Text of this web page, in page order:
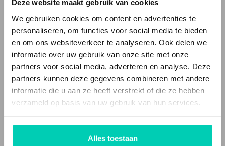
Deze website maakt gebruik van cookies
We gebruiken cookies om content en advertenties te
personaliseren, om functies voor social media te bieden
en om ons websiteverkeer te analyseren. Ook delen we
informatie over uw gebruik van onze site met onze
partners voor social media, adverteren en analyse. Deze
partners kunnen deze gegevens combineren met andere
informatie die u aan ze heeft verstrekt of die ze hebben
verzameld op basis van uw gebruik van hun services.
Alles toestaan
en/of inrichting is niet standaard. Het zijnunieke locaties , met een
verhaal, die echt iets toevoegen aan je evenement of bijeenkomst.
Locaties met Meerwaarde(n) is een webportal die deze bijzondere
en unieke locaties verzamelt. Het is ook een sociale onderneming.
Een deel van onze omzet geven we weg aan goede doelen.
Locaties met Meerwaarde(N) is partner van